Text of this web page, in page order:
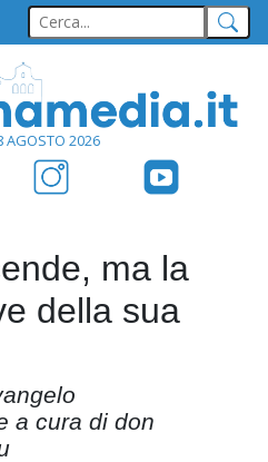
AGOSTO 2026
ma la
della sua
a cura di don